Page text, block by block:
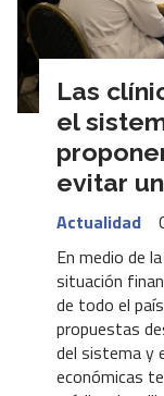
Las
el
evitar
Actualidad
En medio de
situación
de todo el
propuestas
del sistema y
económicas